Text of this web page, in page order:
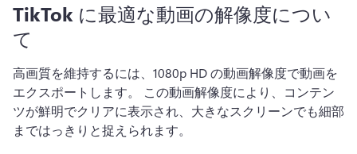
TikTok に最適な動画の解像度につい
て
高画質を維持するには、1080p HD の動画解像度で動画を
エクスポートします。 この動画解像度により、コンテン
ツが鮮明でクリアに表示され、大きなスクリーンでも細部
まではっきりと捉えられます。